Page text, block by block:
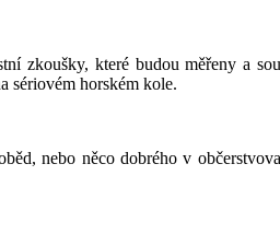
zkoušky, které budou měřeny a
sériovém horském kole.
nebo něco dobrého v